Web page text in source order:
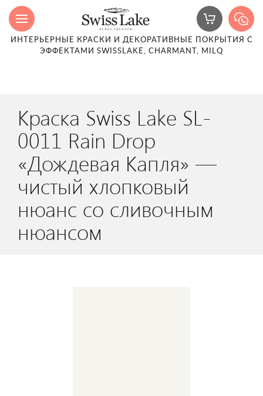
ИНТЕРЬЕРНЫЕ КРАСКИ И ДЕКОРАТИВНЫЕ ПОКРЫТИЯ С
ЭФФЕКТАМИ SWISSLAKE, CHARMANT, MILQ
Краска Swiss Lake SL-
0011 Rain Drop
«Дождевая Капля» —
чистый хлопковый
нюанс со сливочным
нюансом